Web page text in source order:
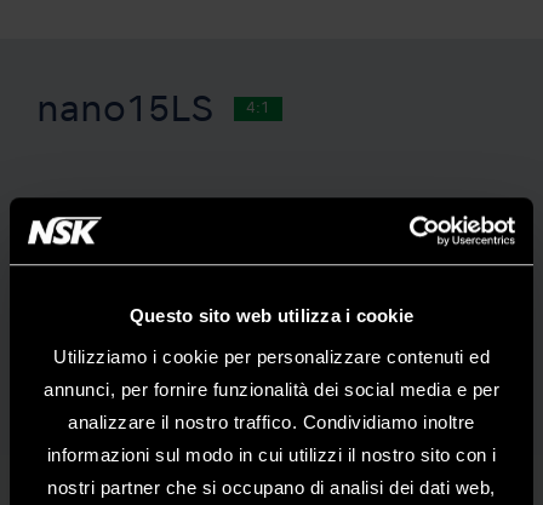
Questo sito web utilizza i cookie
Utilizziamo i cookie per personalizzare contenuti ed
annunci, per fornire funzionalità dei social media e per
analizzare il nostro traffico. Condividiamo inoltre
informazioni sul modo in cui utilizzi il nostro sito con i
nostri partner che si occupano di analisi dei dati web,
nano15LS 4:1